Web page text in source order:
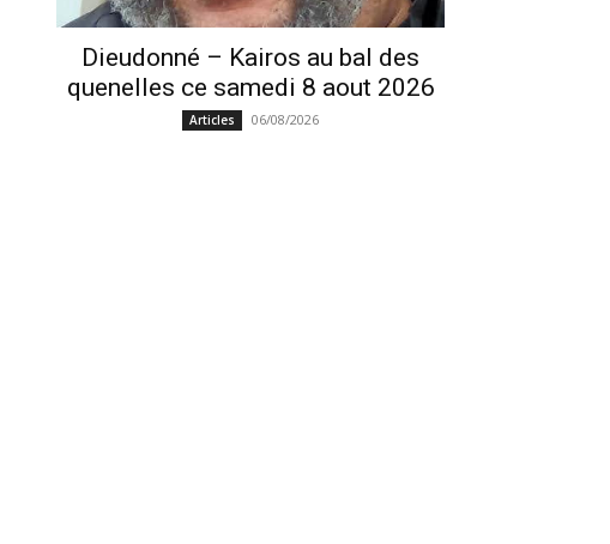
Dieudonné – Kairos au bal des
quenelles ce samedi 8 aout 2026
Articles 06/08/2026